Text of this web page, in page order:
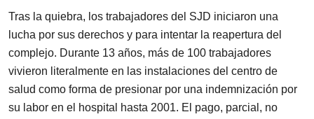
Tras la quiebra, los trabajadores del SJD iniciaron una
lucha por sus derechos y para intentar la reapertura del
complejo. Durante 13 años, más de 100 trabajadores
vivieron literalmente en las instalaciones del centro de
salud como forma de presionar por una indemnización por
su labor en el hospital hasta 2001. El pago, parcial, no